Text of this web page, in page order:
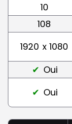
10
108
1920 x 1080
Oui
Oui